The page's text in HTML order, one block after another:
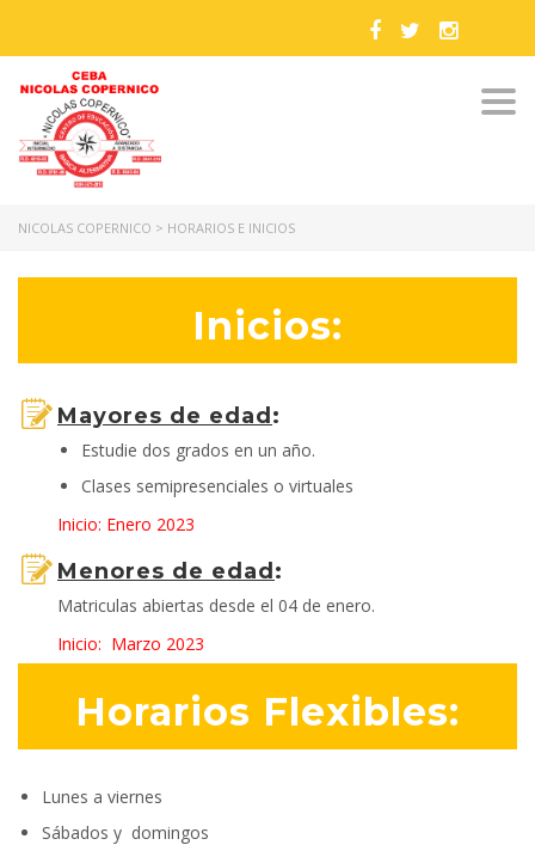
NICOLAS COPERNICO > HORARIOS E INICIOS
Inicios:
Mayores de edad :
Estudie dos grados en un año.
Clases semipresenciales o virtuales
Inicio: Enero 2023
Menores de edad :
Matriculas abiertas desde el 04 de enero.
Inicio: Marzo 2023
Horarios Flexibles:
Lunes a viernes
Sábados y domingos